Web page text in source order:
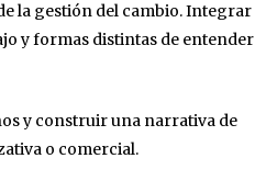
la gestión del cambio. Integrar
y formas distintas de entender
y construir una narrativa de
o comercial.